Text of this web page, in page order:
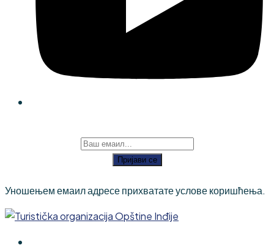
Пријави се
Уношењем емаил адресе прихватате услове коришћења.